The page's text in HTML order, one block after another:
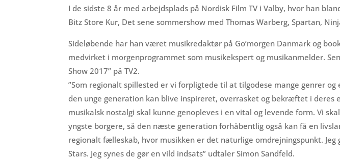
I de sidste 8 år med arbejdsplads på Nordisk Film TV i Valby, hvor han
Bitz Store Kur, Det sene sommershow med Thomas Warberg, Spartan,
Sideløbende har han været musikredaktør på Go’morgen Danmark og
medvirket i morgenprogrammet som musikekspert og musikanmelder.
Show 2017” på TV2.
”Som regionalt spillested er vi forpligtede til at tilgodese mange genrer
den unge generation kan blive inspireret, overrasket og bekræftet i
musikalsk nostalgi skal kunne genopleves i en vital og levende form. Vi
yngste borgere, så den næste generation forhåbentlig også kan få en
regionalt fælleskab, hvor musikken er det naturlige omdrejningspunkt.
Stars. Jeg synes de gør en vild indsats” udtaler Simon Sandfeld.